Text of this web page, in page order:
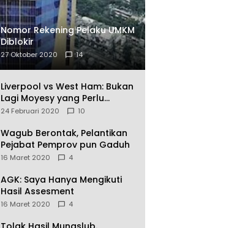
Nomor Rekening Pelaku UMKM
Diblokir
27 Oktober 2020 14
Liverpool vs West Ham: Bukan
Lagi Moyesy yang Perlu
Ditakuti
24 Februari 2020 10
Wagub Berontak, Pelantikan
Pejabat Pemprov pun Gaduh
16 Maret 2020 4
AGK: Saya Hanya Mengikuti
Hasil Assesment
16 Maret 2020 4